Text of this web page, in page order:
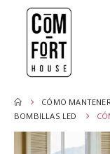
CÓMO
BOMBILLAS LED